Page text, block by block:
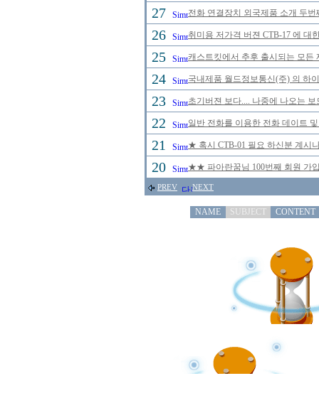
27 전화 연결장치 외국제품 소개 두
26 취미용 저가격 버젼 CTB-17 에 대
25 캐스트킷에서 추후 출시되는 모
24 국내제품 월드정보통신(주) 의 하
23 초기버젼 보다.... 나중에 나오는
22 일반 전화를 이용한 전화 데이트
21 ★ 혹시 CTB-01 필요 하신분 계시
20 ★★ 파아란꿈님 100번째 회원 가
PREV NEXT